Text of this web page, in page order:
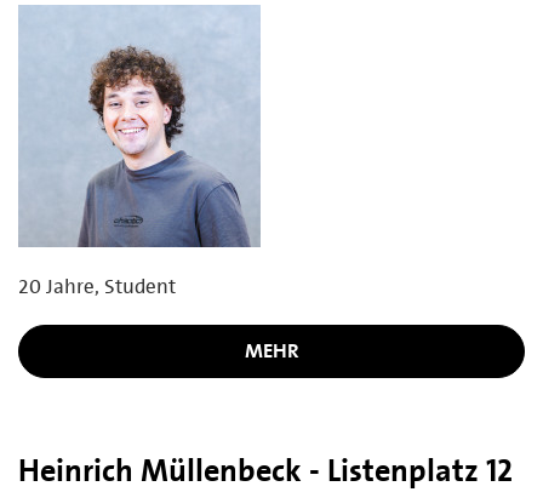
20 Jahre, Student
MEHR
Heinrich Müllenbeck - Listenplatz 12